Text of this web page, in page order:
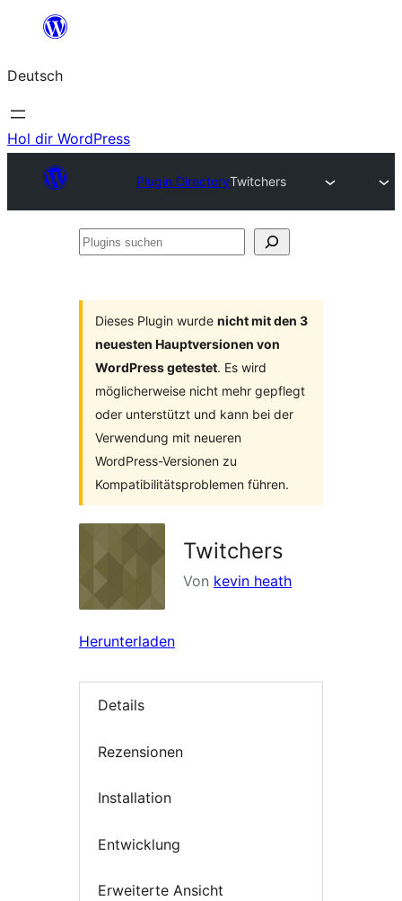
springen
Deutsch
Hol dir WordPress
Plugin DirectoryTwitchers
Plugins
Dieses Plugin wurde nicht mit den 3
neuesten Hauptversionen von
WordPress getestet. Es wird
möglicherweise nicht mehr gepflegt
oder unterstützt und kann bei der
Verwendung mit neueren
WordPress-Versionen zu
Kompatibilitätsproblemen führen.
Twitchers
Von kevin heath
Herunterladen
Details
Rezensionen
Installation
Entwicklung
Erweiterte Ansicht